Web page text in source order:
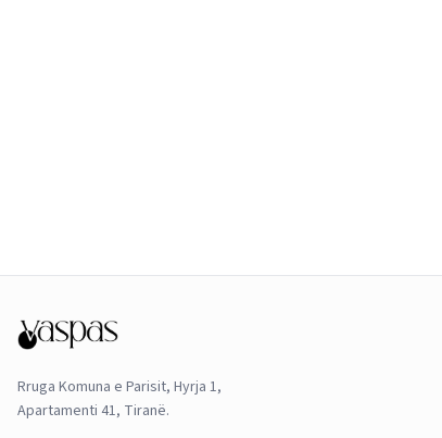
Rruga Komuna e Parisit, Hyrja 1,
Apartamenti 41, Tiranë.